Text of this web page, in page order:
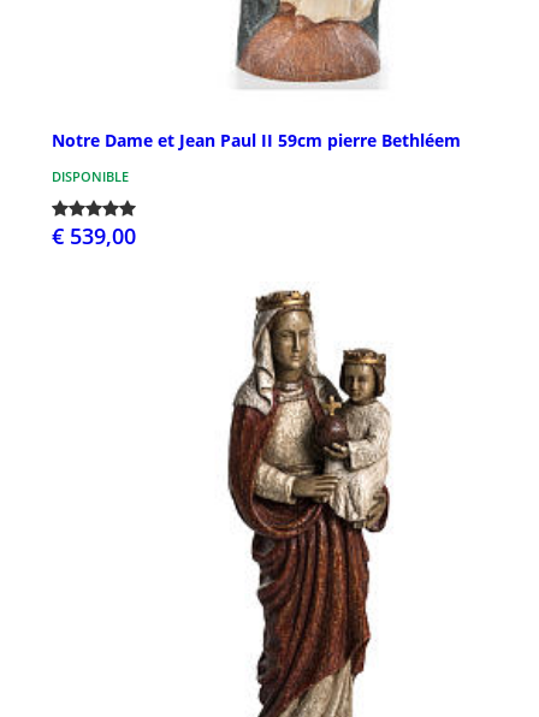
Notre Dame et Jean Paul II 59cm pierre Bethléem
DISPONIBLE
€ 539,00